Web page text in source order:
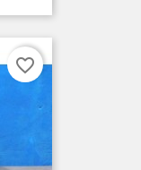
favorite_border